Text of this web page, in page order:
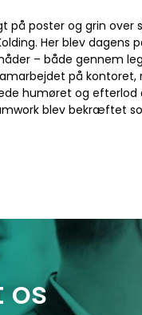
på poster og grin over
Her blev
– både gennem
på
humøret og
blev bekræftet
os